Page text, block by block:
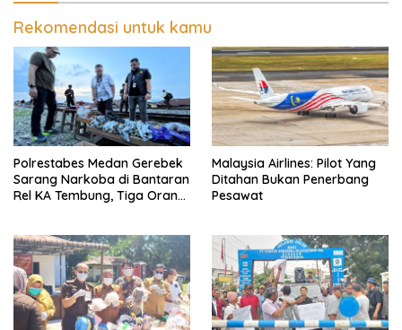
Ekomoni Semua Anggota
Rekomendasi untuk kamu
Polrestabes Medan Gerebek
Sarang Narkoba di Bantaran
Rel KA Tembung, Tiga Orang
Malaysia Airlines: Pilot Yang
Ditahan Bukan Penerbang
Pesawat